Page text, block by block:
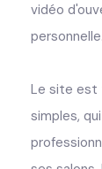
vidéo
personnelle.
Le site est
simples,